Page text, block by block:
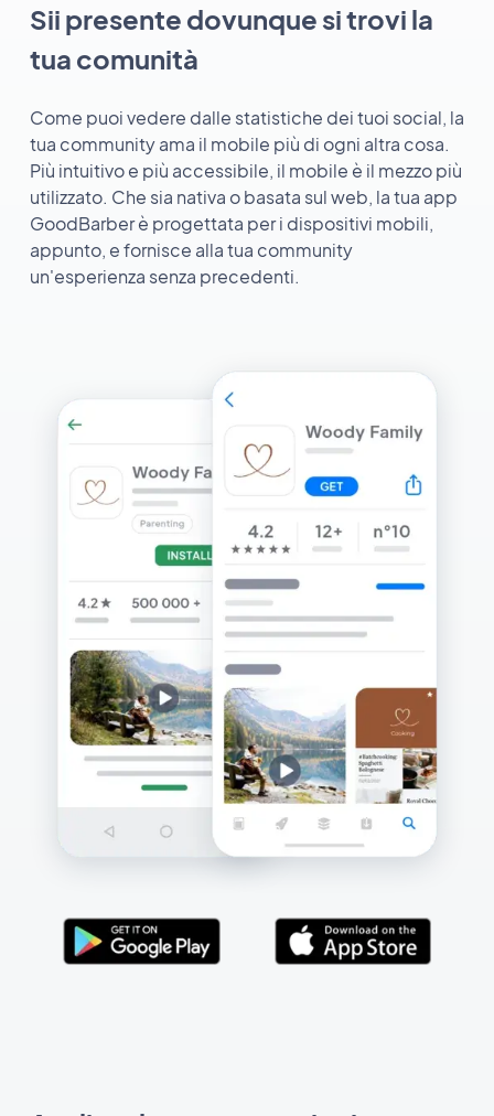
Sii presente dovunque si trovi la
tua comunità
Come puoi vedere dalle statistiche dei tuoi social, la
tua community ama il mobile più di ogni altra cosa.
Più intuitivo e più accessibile, il mobile è il mezzo più
utilizzato. Che sia nativa o basata sul web, la tua app
GoodBarber è progettata per i dispositivi mobili,
appunto, e fornisce alla tua community
un'esperienza senza precedenti.